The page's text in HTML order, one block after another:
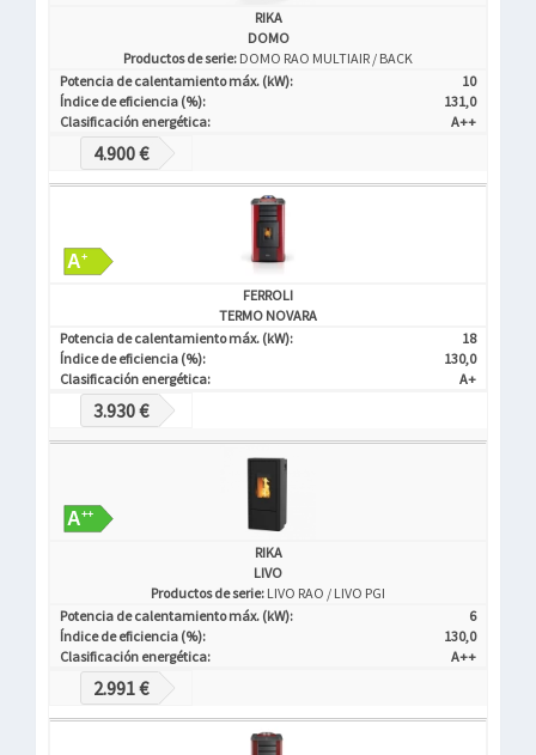
RIKA
DOMO
Productos de serie: DOMO RAO MULTIAIR / BACK
Potencia de calentamiento máx. (kW):
10
Índice de eficiencia (%):
131,0
Clasificación energética:
A++
4.900 €
FERROLI
TERMO NOVARA
Potencia de calentamiento máx. (kW):
18
Índice de eficiencia (%):
130,0
Clasificación energética:
A+
3.930 €
RIKA
LIVO
Productos de serie: LIVO RAO / LIVO PGI
Potencia de calentamiento máx. (kW):
6
Índice de eficiencia (%):
130,0
Clasificación energética:
A++
2.991 €